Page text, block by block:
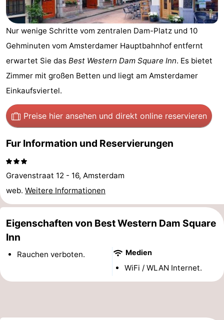
Het
Amsterdamse
Bos
-
Spaarnwoude
Hotels
Zimmer
(mit
Frühstück)
Lastminutes
Museen
Attraktionen
Sehen
&
tun
-
Museen
-
Kirchen
-
Aussichtspunkte
Attraktionen
-
Nur wenige Schritte vom zentralen Dam-Platz und 10
Gehminuten vom Amsterdamer Hauptbahnhof entfernt
erwartet Sie das Best Western Dam Square Inn. Es bietet
Zimmer mit großen Betten und liegt am Amsterdamer
Einkaufsviertel.
Preise hier ansehen und direkt online reservieren
Fur Information und Reservierungen
Gravenstraat 12 - 16, Amsterdam
web. Weitere Informationen
Eigenschaften von Best Western Dam Square
Inn
Rauchen verboten. Medien
WiFi / WLAN Internet.